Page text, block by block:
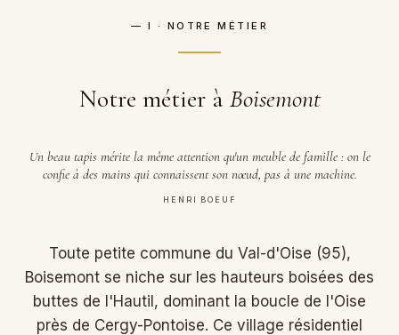
— I · NOTRE MÉTIER
Notre métier à Boisemont
Un beau tapis mérite la même attention qu'un meuble de famille : on le
confie à des mains qui connaissent son nœud, pas à une machine.
HENRI BOEUF
Toute petite commune du Val-d'Oise (95),
Boisemont se niche sur les hauteurs boisées des
buttes de l'Hautil, dominant la boucle de l'Oise
près de Cergy-Pontoise. Ce village résidentiel